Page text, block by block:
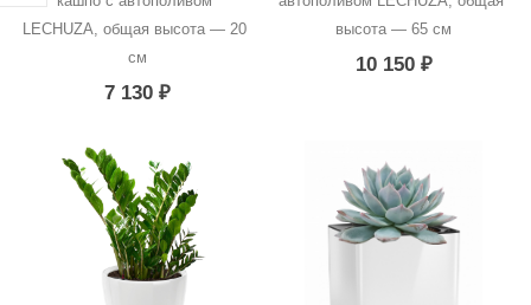
LECHUZA, общая высота — 20
см
7 130 ₽
высота — 65 см
10 150 ₽